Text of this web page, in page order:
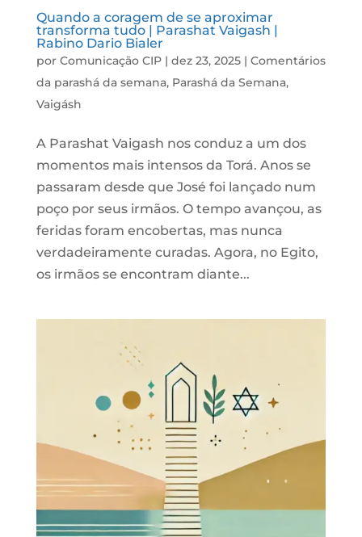
Quando a coragem de se aproximar
transforma tudo | Parashat Vaigash |
Rabino Dario Bialer
por Comunicação CIP| dez 23, 2025| Comentários
da parashá da semana, Parashá da Semana,
Vaigásh
A Parashat Vaigash nos conduz a um dos
momentos mais intensos da Torá. Anos se
passaram desde que José foi lançado num
poço por seus irmãos. O tempo avançou, as
feridas foram encobertas, mas nunca
verdadeiramente curadas. Agora, no Egito,
os irmãos se encontram diante...